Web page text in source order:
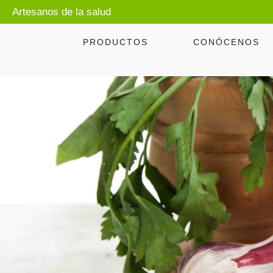
Artesanos de la salud
PRODUCTOS CONÓCENOS